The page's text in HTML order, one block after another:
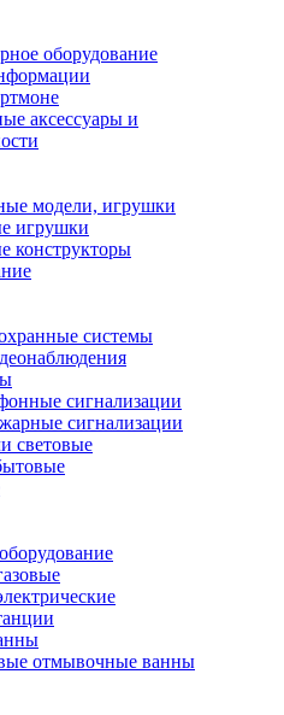
оборудование
аксессуары и
модели, игрушки
игрушки
конструкторы
системы
сигнализации
сигнализации
световые
отмывочные ванны